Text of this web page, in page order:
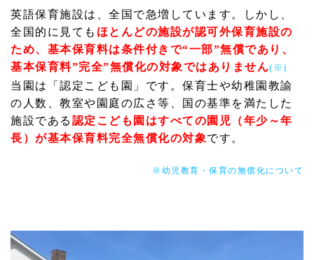
英語保育施設は、全国で急増しています。しかし、
全国的に見ても ほとんどの施設が認可外保育施設の
ため、基本保育料は条件付きで“一部”無償であり、
基本保育料”完全”無償化の対象ではありません(※)
当園は「認定こども園」です。保育士や幼稚園教諭
の人数、教室や園庭の広さ等、国の基準を満たした
施設である 認定こども園はすべての園児（年少～年
長）が基本保育料完全無償化の対象です。
※幼児教育・保育の無償化について